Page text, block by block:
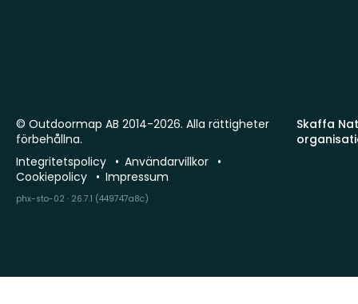
Skaffa
© Outdoormap AB 2014-2026. Alla rättigheter
förbehållna.
Integritetspolicy
Användarvillkor
Cookiepolicy
Impressum
phx-sto-02 · 26.7.1 (449747a8c)